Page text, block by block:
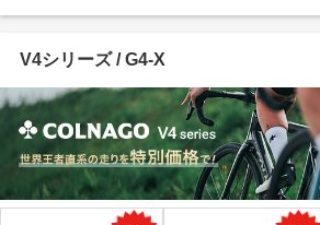
V4シリーズ / G4-X